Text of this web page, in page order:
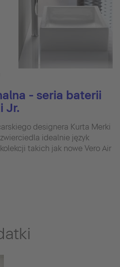
- seria baterii
Jr.
designera Kurta Merki
idealnie język
takich jak nowe Vero Air